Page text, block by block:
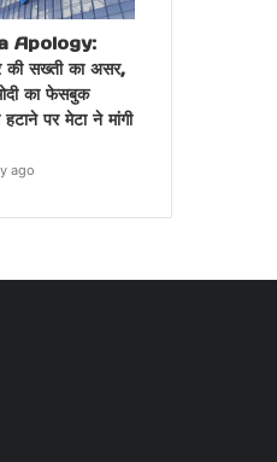
Apology:
की सख्ती का असर,
का फेसबुक
हटाने पर मेटा ने मांगी
ago